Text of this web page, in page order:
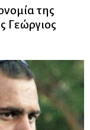
της
Γεώργιος